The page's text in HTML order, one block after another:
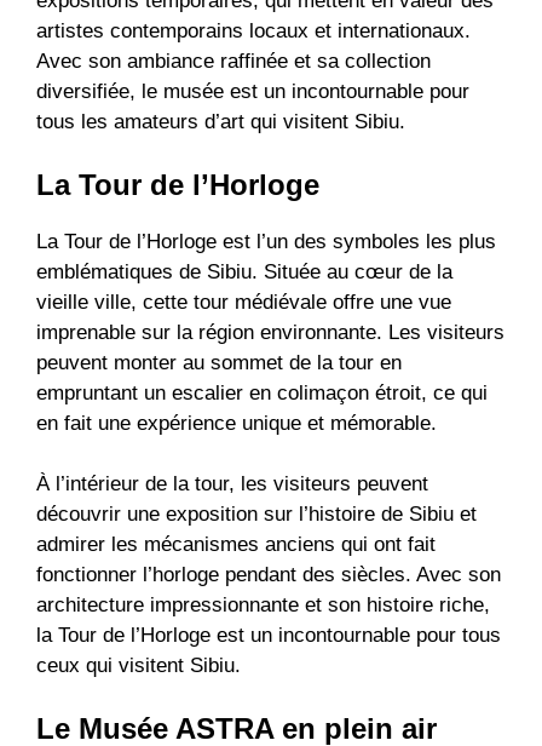
artistes contemporains locaux et internationaux.
Avec son ambiance raffinée et sa collection
diversifiée, le musée est un incontournable pour
tous les amateurs d’art qui visitent Sibiu.
La Tour de l’Horloge
La Tour de l’Horloge est l’un des symboles les plus
emblématiques de Sibiu. Située au cœur de la
vieille ville, cette tour médiévale offre une vue
imprenable sur la région environnante. Les visiteurs
peuvent monter au sommet de la tour en
empruntant un escalier en colimaçon étroit, ce qui
en fait une expérience unique et mémorable.
À l’intérieur de la tour, les visiteurs peuvent
découvrir une exposition sur l’histoire de Sibiu et
admirer les mécanismes anciens qui ont fait
fonctionner l’horloge pendant des siècles. Avec son
architecture impressionnante et son histoire riche,
la Tour de l’Horloge est un incontournable pour tous
ceux qui visitent Sibiu.
Le Musée ASTRA en plein air